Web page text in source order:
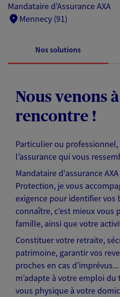
Mandataire d'Assurance AXA
Mennecy (91)
Nos solutions
Nous venons
rencontre !
Particulier ou
l’assurance qui vous
Mandataire d'assurance
Protection, je vous
exigence pour identifier vos
connaître, c'est mieux vous
famille, ainsi que votre
Constituer votre retraite,
patrimoine, garantir vos
proches en cas
m’adapte à votre emploi du
vous physique à votre